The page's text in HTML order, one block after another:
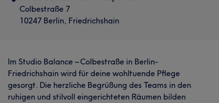
Colbestraße 7
10247 Berlin, Friedrichshain
Im Studio Balance – Colbestraße in Berlin-
Friedrichshain wird für deine wohltuende Pflege
gesorgt. Die herzliche Begrüßung des Teams in den
ruhigen und stilvoll eingerichteten Räumen bilden